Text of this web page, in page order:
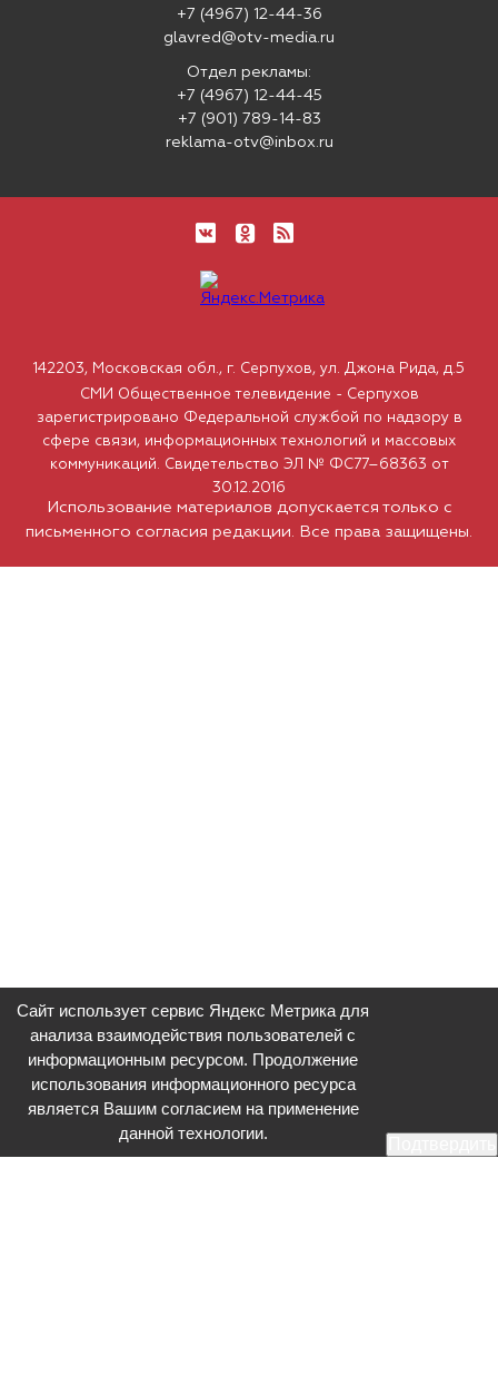
+7 (4967) 12-44-36
glavred@otv-media.ru
Отдел рекламы:
+7 (4967) 12-44-45
+7 (901) 789-14-83
reklama-otv@inbox.ru
Использование материалов допускается только с
письменного согласия редакции. Все права защищены.
142203, Московская обл., г. Серпухов, ул. Джона Рида, д.5
СМИ Общественное телевидение - Серпухов
зарегистрировано Федеральной службой по надзору в
сфере связи, информационных технологий и массовых
коммуникаций. Свидетельство ЭЛ № ФС77–68363 от
30.12.2016
Сайт использует сервис Яндекс Метрика для
анализа взаимодействия пользователей с
информационным ресурсом. Продолжение
использования информационного ресурса
является Вашим согласием на применение
данной технологии.